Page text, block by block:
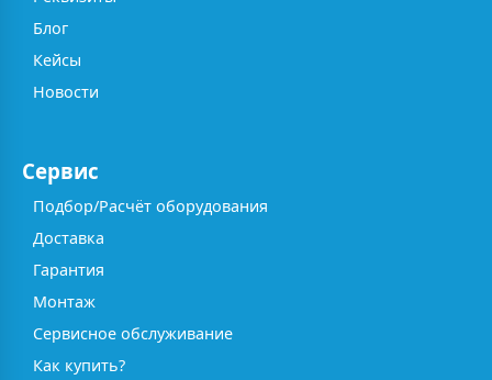
Блог
Кейсы
Новости
Сервис
Подбор/Расчёт оборудования
Доставка
Гарантия
Монтаж
Сервисное обслуживание
Как купить?